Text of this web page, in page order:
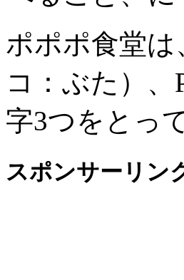
ポポポ食堂は
コ：ぶた）
字3つをとっ
スポンサーリン